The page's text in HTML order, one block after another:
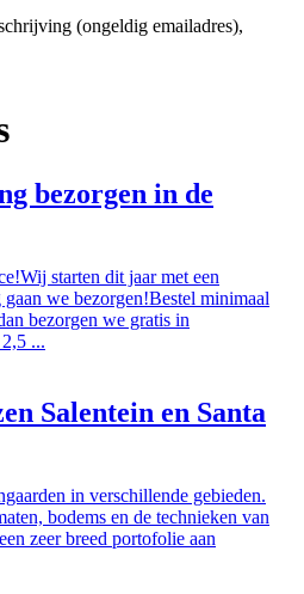
(ongeldig emailadres),
bezorgen in de
starten dit jaar met een
we bezorgen!Bestel minimaal
bezorgen we gratis in
...
Salentein en Santa
in verschillende gebieden.
bodems en de technieken van
zeer breed portofolie aan